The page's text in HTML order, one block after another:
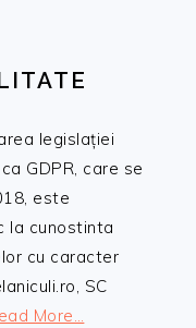
legislației
GDPR, care se
este
la cunostinta
cu caracter
SC
More…